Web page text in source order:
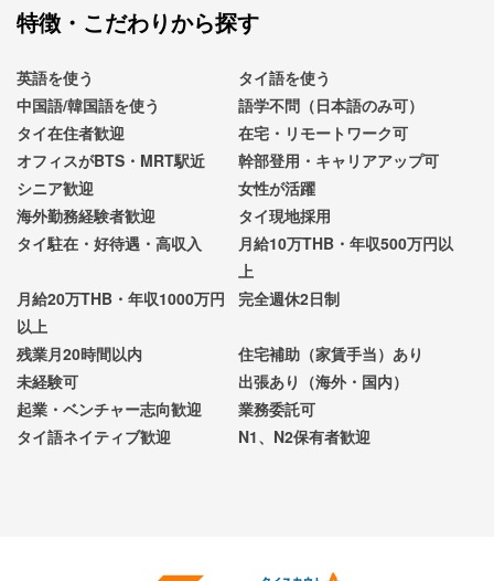
特徴・こだわりから探す
英語を使う
タイ語を使う
中国語/韓国語を使う
語学不問（日本語のみ可）
タイ在住者歓迎
在宅・リモートワーク可
オフィスがBTS・MRT駅近
幹部登用・キャリアアップ可
シニア歓迎
女性が活躍
海外勤務経験者歓迎
タイ現地採用
タイ駐在・好待遇・高収入
月給10万THB・年収500万円以
上
月給20万THB・年収1000万円
以上
完全週休2日制
残業月20時間以内
住宅補助（家賃手当）あり
未経験可
出張あり（海外・国内）
起業・ベンチャー志向歓迎
業務委託可
タイ語ネイティブ歓迎
N1、N2保有者歓迎